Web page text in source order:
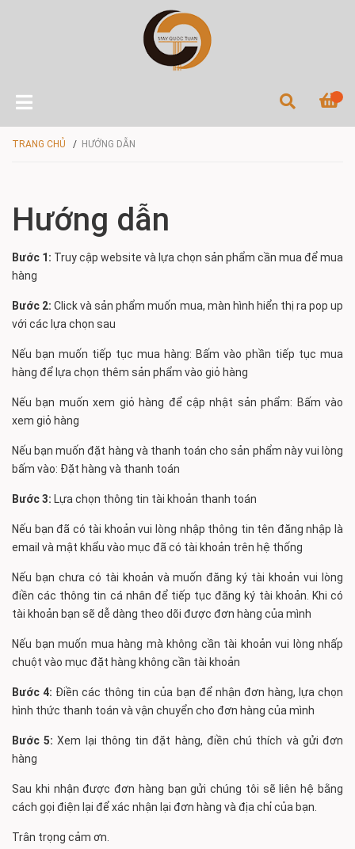
TRANG CHỦ / HƯỚNG DẪN
Hướng dẫn
Bước 1: Truy cập website và lựa chọn sản phẩm cần mua để mua
hàng
Bước 2: Click và sản phẩm muốn mua, màn hình hiển thị ra pop up
với các lựa chọn sau
Nếu bạn muốn tiếp tục mua hàng: Bấm vào phần tiếp tục mua
hàng để lựa chọn thêm sản phẩm vào giỏ hàng
Nếu bạn muốn xem giỏ hàng để cập nhật sản phẩm: Bấm vào
xem giỏ hàng
Nếu bạn muốn đặt hàng và thanh toán cho sản phẩm này vui lòng
bấm vào: Đặt hàng và thanh toán
Bước 3: Lựa chọn thông tin tài khoản thanh toán
Nếu bạn đã có tài khoản vui lòng nhập thông tin tên đăng nhập là
email và mật khẩu vào mục đã có tài khoản trên hệ thống
Nếu bạn chưa có tài khoản và muốn đăng ký tài khoản vui lòng
điền các thông tin cá nhân để tiếp tục đăng ký tài khoản. Khi có
tài khoản bạn sẽ dễ dàng theo dõi được đơn hàng của mình
Nếu bạn muốn mua hàng mà không cần tài khoản vui lòng nhấp
chuột vào mục đặt hàng không cần tài khoản
Bước 4: Điền các thông tin của bạn để nhận đơn hàng, lựa chọn
hình thức thanh toán và vận chuyển cho đơn hàng của mình
Bước 5: Xem lại thông tin đặt hàng, điền chú thích và gửi đơn
hàng
Sau khi nhận được đơn hàng bạn gửi chúng tôi sẽ liên hệ bằng
cách gọi điện lại để xác nhận lại đơn hàng và địa chỉ của bạn.
Trân trọng cảm ơn.